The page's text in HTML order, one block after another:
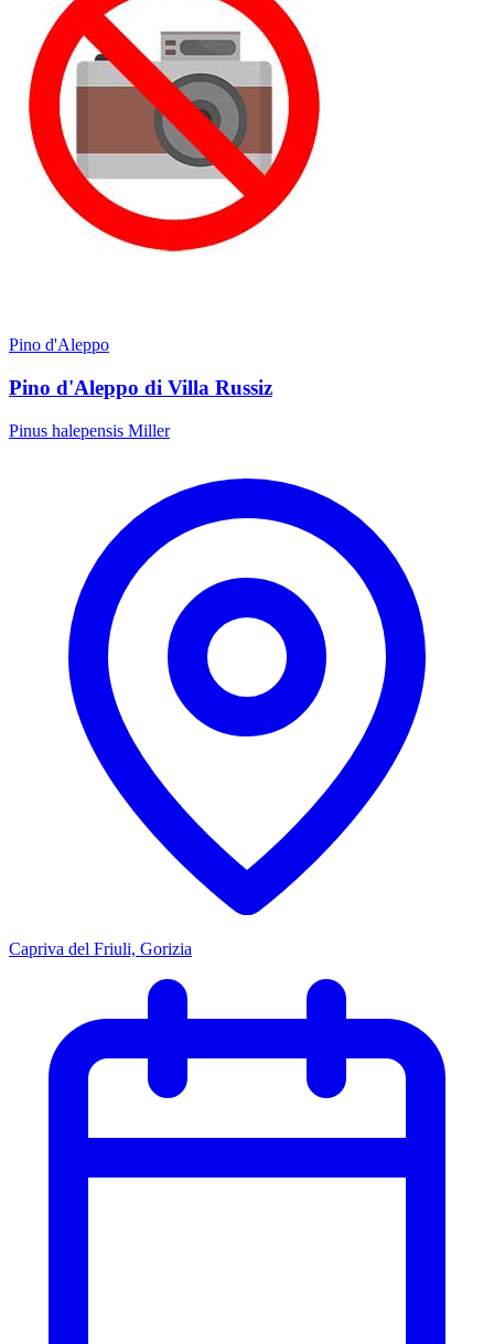
Pino d'Aleppo
Pino d'Aleppo di Villa Russiz
Pinus halepensis Miller
Capriva del Friuli, Gorizia